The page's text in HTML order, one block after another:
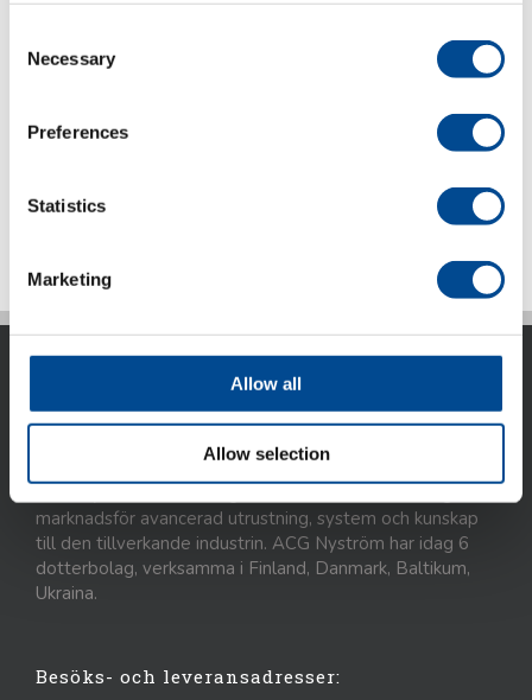
Selection
Necessary
Preferences
Statistics
Marketing
Allow all
Allow selection
marknadsför avancerad utrustning, system och kunskap
till den tillverkande industrin. ACG Nyström har idag 6
dotterbolag, verksamma i Finland, Danmark, Baltikum,
Ukraina.
Besöks- och leveransadresser: